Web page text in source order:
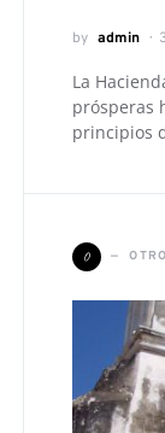
by admin
La
prósperas
principios
O